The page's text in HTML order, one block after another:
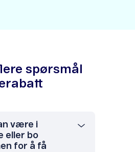
spørsmål
være i
eller bo
for å få